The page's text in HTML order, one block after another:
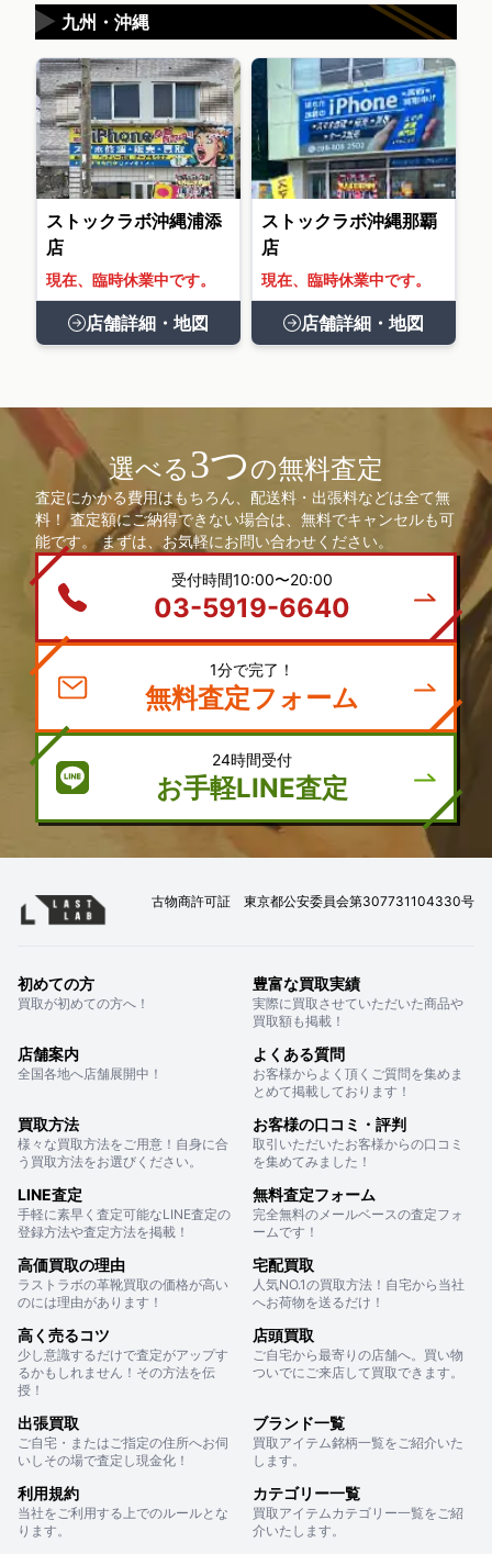
九州・沖縄
▶
ストックラボ沖縄浦添
店
現在、臨時休業中です。
店舗詳細・地図
ストックラボ沖縄那覇
店
現在、臨時休業中です。
店舗詳細・地図
選べる3つの無料査定
査定にかかる費用はもちろん、配送料・出張料などは全て無
料！ 査定額にご納得できない場合は、無料でキャンセルも可
能です。 まずは、お気軽にお問い合わせください。
受付時間10:00〜20:00
03-5919-6640
1分で完了！
無料査定フォーム
24時間受付
お手軽LINE査定
古物商許可証 東京都公安委員会第307731104330号
初めての方
買取が初めての方へ！
豊富な買取実績
実際に買取させていただいた商品や
買取額も掲載！
店舗案内
全国各地へ店舗展開中！
よくある質問
お客様からよく頂くご質問を集めま
とめて掲載しております！
買取方法
様々な買取方法をご用意！自身に合
う買取方法をお選びください。
お客様の口コミ・評判
取引いただいたお客様からの口コミ
を集めてみました！
LINE査定
手軽に素早く査定可能なLINE査定の
登録方法や査定方法を掲載！
無料査定フォーム
完全無料のメールベースの査定フォ
ームです！
高価買取の理由
ラストラボの革靴買取の価格が高い
のには理由があります！
宅配買取
人気NO.1の買取方法！自宅から当社
へお荷物を送るだけ！
高く売るコツ
少し意識するだけで査定がアップす
るかもしれません！その方法を伝
授！
店頭買取
ご自宅から最寄りの店舗へ。買い物
ついでにご来店して買取できます。
出張買取
ご自宅・またはご指定の住所へお伺
いしその場で査定し現金化！
ブランド一覧
買取アイテム銘柄一覧をご紹介いた
します。
利用規約
当社をご利用する上でのルールとな
ります。
カテゴリー一覧
買取アイテムカテゴリー一覧をご紹
介いたします。